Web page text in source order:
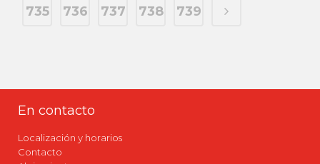
735
736 737 738 739
En contacto
Localización y horarios
Contacto